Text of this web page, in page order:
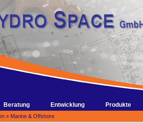
Beratung Entwicklung Produkte
» Marine & Offshore